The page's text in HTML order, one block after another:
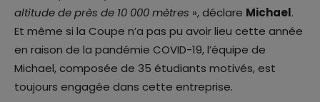
altitude de près de 10 000 mètres », déclare Michael.
Et même si la Coupe n’a pas pu avoir lieu cette année
en raison de la pandémie COVID-19, l’équipe de
Michael, composée de 35 étudiants motivés, est
toujours engagée dans cette entreprise.